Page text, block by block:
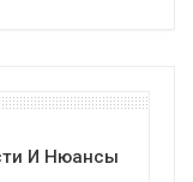
И Нюансы